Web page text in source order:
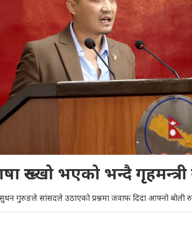
रुख्खो भएको भन्दै गृहमन्त्री
सुधन गुरुङले सांसदले उठाएको प्रश्नमा जवाफ दिदा आफ्नो बोली